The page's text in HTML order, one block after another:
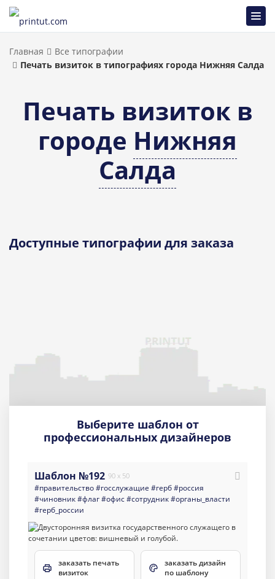
Главная
Все типографии
Печать визиток в типографиях города Нижняя Салда
Печать визиток в
городе Нижняя
Салда
Доступные типографии для заказа
Выберите шаблон от
профессиональных дизайнеров
Шаблон №192 90 x 50
#правительство#госслужащие #герб#россия
#чиновник#флаг#офис#сотрудник#органы_власти
#герб_россии
заказать печать
визиток
заказать дизайн
по шаблону